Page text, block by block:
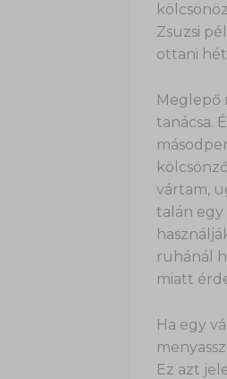
Zsuzsi
ottani
Meglepő
tanácsa.
vártam,
talán egy
ruhánál
miatt
Ha egy
Ez azt